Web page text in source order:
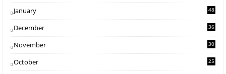
January
48
December
36
November
30
October
25